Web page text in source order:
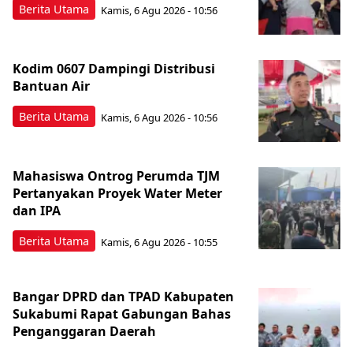
Berita Utama Kamis, 6 Agu 2026 - 10:56
Berita Utama
Kodim 0607 Dampingi Distribusi
Bantuan Air
Kamis, 6 Agu 2026 - 10:56
Berita Utama
Mahasiswa Ontrog Perumda TJM
Pertanyakan Proyek Water Meter
dan IPA
Kamis, 6 Agu 2026 - 10:55
Bangar DPRD dan TPAD Kabupaten
Sukabumi Rapat Gabungan Bahas
Penganggaran Daerah